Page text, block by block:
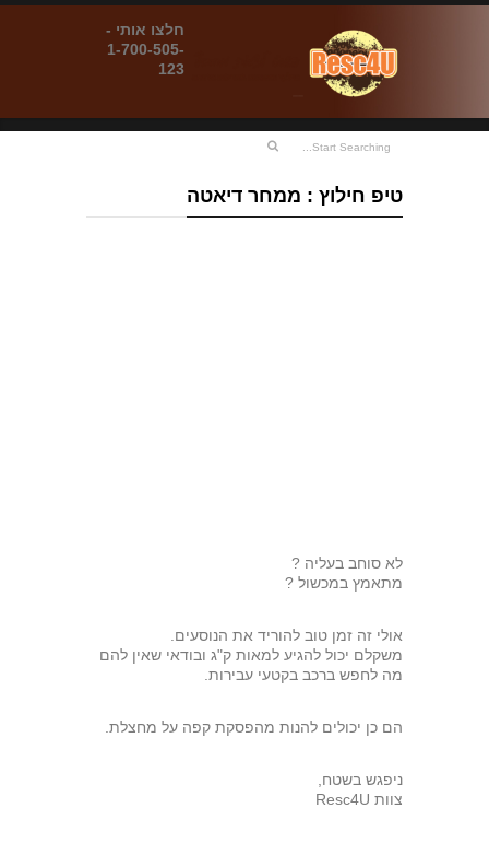
חלצו אותי -
1-700-505-
123
טיפ חילוץ : ממחר דיאטה
לא סוחב בעליה ?
מתאמץ במכשול ?
אולי זה זמן טוב להוריד את הנוסעים.
משקלם יכול להגיע למאות ק"ג ובודאי שאין להם
מה לחפש ברכב בקטעי עבירות.
הם כן יכולים להנות מהפסקת קפה על מחצלת.
ניפגש בשטח,
צוות Resc4U